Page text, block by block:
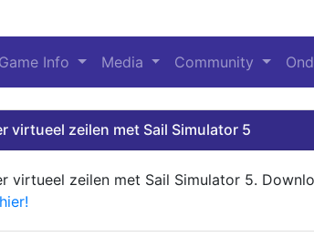
Game Info Media Community
virtueel zeilen met Sail Simulator 5
virtueel zeilen met Sail Simulator 5.
hier!